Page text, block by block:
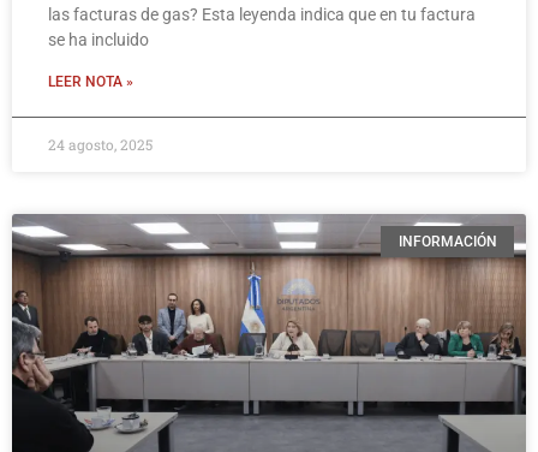
las facturas de gas? Esta leyenda indica que en tu factura
se ha incluido
LEER NOTA »
24 agosto, 2025
INFORMACIÓN